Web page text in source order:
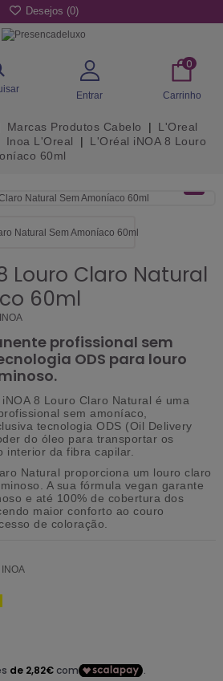
Desejos (0)
Entrar
0
Carrinho
Marcas Produtos Cabelo
L'Oreal
Inoa L'Oreal
L'Oréal iNOA 8 Louro
60ml
Louro Claro Natural
60ml
profissional sem
ODS para louro
8 Louro Claro Natural é uma
sem amoníaco,
tecnologia ODS (Oil Delivery
do óleo para transportar os
interior da fibra capilar.
Natural proporciona um louro claro
A sua fórmula vegan garante
e até 100% de cobertura dos
maior conforto ao couro
de coloração.